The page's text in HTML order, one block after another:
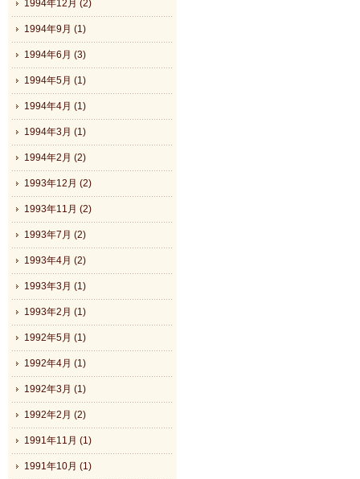
1994年12月 (2)
1994年9月 (1)
1994年6月 (3)
1994年5月 (1)
1994年4月 (1)
1994年3月 (1)
1994年2月 (2)
1993年12月 (2)
1993年11月 (2)
1993年7月 (2)
1993年4月 (2)
1993年3月 (1)
1993年2月 (1)
1992年5月 (1)
1992年4月 (1)
1992年3月 (1)
1992年2月 (2)
1991年11月 (1)
1991年10月 (1)